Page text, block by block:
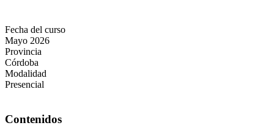
Fecha del curso
Mayo 2026
Provincia
Córdoba
Modalidad
Presencial
Contenidos